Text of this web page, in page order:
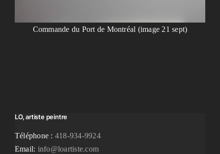
Commande du Port de Montréal (image 21 sept)
LO, artiste peintre
Téléphone : 418-934-9924
Email: info@loartiste.com